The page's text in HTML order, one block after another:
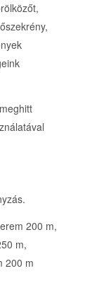
200 m,
m,
200 m